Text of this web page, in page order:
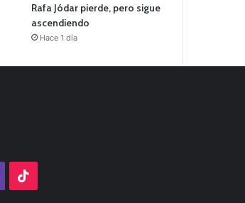
Rafa Jódar pierde, pero sigue
ascendiendo
Hace 1 día
Twitch